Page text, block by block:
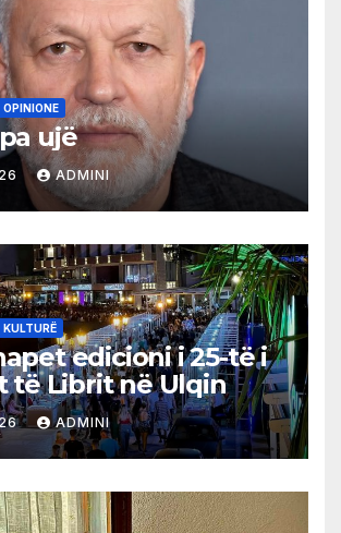
OPINIONE
ujë
ADMINI
KULTURË
edicioni i 25-të i
të Librit në Ulqin
ADMINI